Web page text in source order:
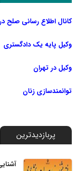
کانال اطلاع رسانی صلح
وکیل پایه یک دادگستری
وکیل در تهران
توانمندسازی زنان
پربازدیدترین